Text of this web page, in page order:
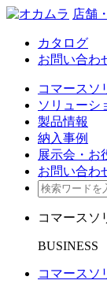
店舗
カタログ
お問い合わ
コマースソ
ソリューシ
製品情報
納入事例
展示会・お
お問い合わ
コマースソ
BUSINESS
コマースソ